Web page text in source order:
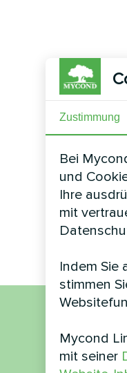
Zustimmung
Bei
und
Ihre
mit
Indem Sie
stimmen
Mycond
mit seiner